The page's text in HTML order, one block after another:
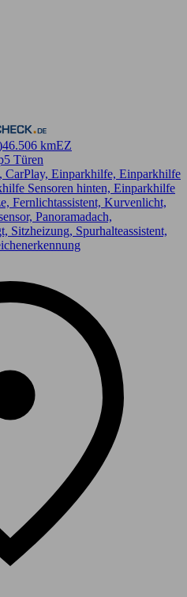
46.506 kmEZ
5 Türen
CarPlay, Einparkhilfe, Einparkhilfe
Sensoren hinten, Einparkhilfe
Fernlichtassistent, Kurvenlicht,
Panoramadach,
Sitzheizung, Spurhalteassistent,